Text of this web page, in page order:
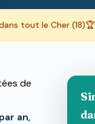
tout le Cher (18)
de
an,